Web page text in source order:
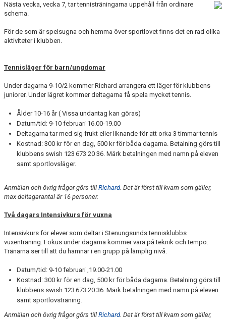
Nästa vecka, vecka 7, tar tennisträningarna uppehåll från ordinare
schema.
För de som är spelsugna och hemma över sportlovet finns det en rad olika
aktiviteter i klubben.
Tennisläger för barn/ungdomar
Under dagarna 9-10/2 kommer Richard arrangera ett läger för klubbens
juniorer. Under lägret kommer deltagarna få spela mycket tennis.
Ålder 10-16 år ( Vissa undantag kan göras)
Datum/tid: 9-10 februari 16.00-19.00
Deltagarna tar med sig frukt eller liknande för att orka 3 timmar tennis
Kostnad: 300 kr för en dag, 500 kr för båda dagarna. Betalning görs till
klubbens swish 123 673 20 36. Märk betalningen med namn på eleven
samt sportlovsläger.
Anmälan och övrig frågor görs till Richard. Det är först till kvarn som gäller,
max deltagarantal är 16 personer.
Två dagars Intensivkurs för vuxna
Intensivkurs för elever som deltar i Stenungsunds tennisklubbs
vuxenträning. Fokus under dagarna kommer vara på teknik och tempo.
Tränarna ser till att du hamnar i en grupp på lämplig nivå.
Datum/tid: 9-10 februari ,19.00-21.00
Kostnad: 300 kr för en dag, 500 kr för båda dagarna. Betalning görs till
klubbens swish 123 673 20 36. Märk betalningen med namn på eleven
samt sportlovsträning.
Anmälan och övrig frågor görs till Richard. Det är först till kvarn som gäller,